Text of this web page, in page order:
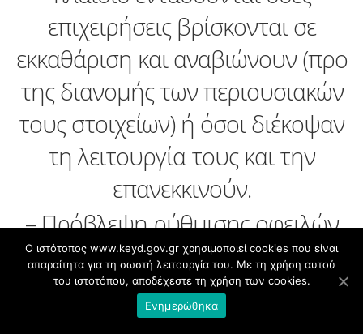
επιχειρήσεις βρίσκονται σε
εκκαθάριση και αναβιώνουν (προ
της διανομής των περιουσιακών
τους στοιχείων) ή όσοι διέκοψαν
τη λειτουργία τους και την
επανεκκινούν.
– Πρόβλεψη ρύθμισης οφειλών
με το Δημόσιο και τα Ασφ.Ταμεία
υπάρχει και για τους ελεύθερους
Ο ιστότοπος www.keyd.gov.gr χρησιμοποιεί cookies που είναι
απαραίτητα για τη σωστή λειτουργία του. Με τη χρήση αυτού
του ιστοτόπου, αποδέχεστε τη χρήση των cookies.
Ενημερώθηκα